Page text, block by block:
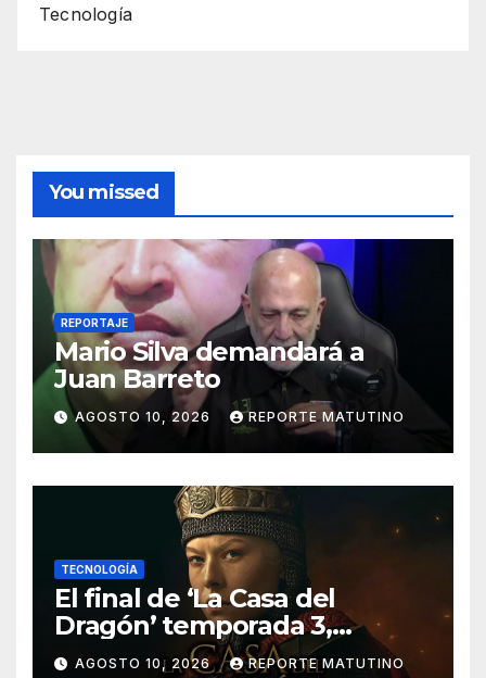
Tecnología
You missed
REPORTAJE
Mario Silva demandará a
Juan Barreto
AGOSTO 10, 2026 REPORTE MATUTINO
TECNOLOGÍA
El final de ‘La Casa del
Dragón’ temporada 3,
explicado: ¿Quién muere y
AGOSTO 10, 2026 REPORTE MATUTINO